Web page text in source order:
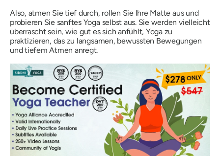
Also, atmen Sie tief durch, rollen Sie Ihre Matte aus und
probieren Sie sanftes Yoga selbst aus. Sie werden vielleicht
überrascht sein, wie gut es sich anfühlt, Yoga zu
praktizieren, das zu langsamen, bewussten Bewegungen
und tiefem Atmen anregt.